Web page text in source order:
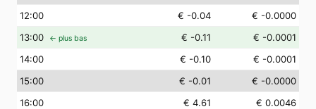
12:00 € -0.04
€ -0.0000
13:00 ← plus bas € -0.11
€ -0.0001
14:00 € -0.10
€ -0.0001
15:00 € -0.01
€ -0.0000
16:00 € 4.61
€ 0.0046